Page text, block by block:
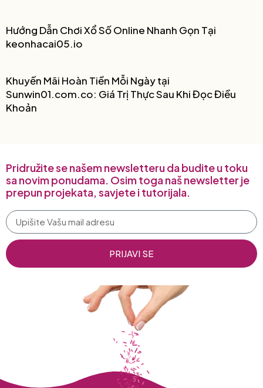
Hướng Dẫn Chơi Xổ Số Online Nhanh Gọn Tại
keonhacai05.io
Khuyến Mãi Hoàn Tiền Mỗi Ngày tại
Sunwin01.com.co: Giá Trị Thực Sau Khi Đọc Điều
Khoản
Pridružite se našem newsletteru da budite u toku
sa novim ponudama. Osim toga naš newsletter je
prepun projekata, savjete i tutorijala.
PRIJAVI SE